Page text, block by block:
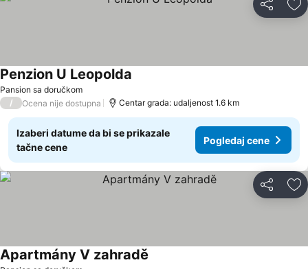
Deli
Pansion sa doručkom
Penzion U Leopolda
/ Ocena nije dostupna Centar grada: udaljenost 1.6 km
Izaberi datume da bi se prikazale
tačne cene
Pogledaj cene
Deli
Apartmány V zahradě